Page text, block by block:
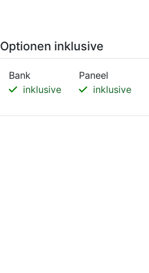
Optionen inklusive
Bank
inklusive
Paneel
inklusive